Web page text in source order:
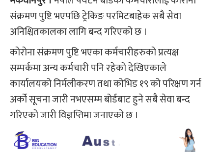
संक्रमण पुष्टि भएपछि ट्रेकिङ परमिटबाहेक सबै सेवा
अनिश्चितकालका लागि बन्द गरिएको छ ।
कोरोना संक्रमण पुष्टि भएका कर्मचारीहरुको प्रत्यक्ष
सम्पर्कमा अन्य कर्मचारी पनि रहेको देखिएकाले
कार्यालयको निर्मलीकरण तथा कोभिड १९ को परिक्षण गर्न
अर्को सूचना जारी नभएसम्म बोर्डबाट हुने सबै सेवा बन्द
गरिएको जारी विज्ञप्तिमा जनाएको छ ।